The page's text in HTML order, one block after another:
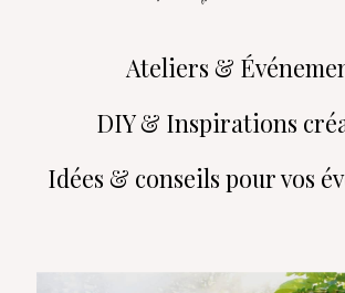
Ateliers &
DIY & Inspirations
Idées & conseils pour vos